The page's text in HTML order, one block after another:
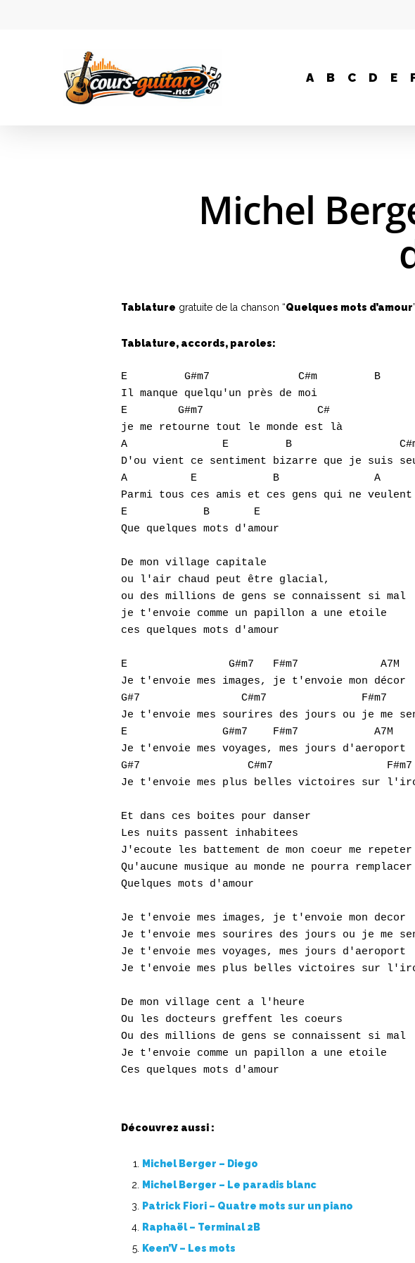
A B C D E
Michel
Tablature gratuite de la chanson “Quelques mots d’amour
Tablature, accords, paroles:
E	  G#m7		    C#m		B
Il manque quelqu'un près de moi
E	 G#m7		       C#
je me retourne tout le monde est là
A		E	  B		    C#m
D'ou vient ce sentiment bizarre que je suis
A	   E		B		A
Parmi tous ces amis et ces gens qui ne veulent
E	     B	     E
Que quelques mots d'amour
De mon village capitale
ou l'air chaud peut être glacial,
ou des millions de gens se connaissent si mal
je t'envoie comme un papillon a une etoile
ces quelques mots d'amour
E		 G#m7   F#m7		 A7M
Je t'envoie mes images, je t'envoie mon décor
G#7		   C#m7		      F#m7		B
Je t'envoie mes sourires des jours ou je me
E		G#m7	F#m7		A7M
Je t'envoie mes voyages, mes jours d'aeroport
G#7		    C#m7		  F#m7		B
Je t'envoie mes plus belles victoires sur
Et dans ces boites pour danser
Les nuits passent inhabitees
J'ecoute les battement de mon coeur me repeter
Qu'aucune musique au monde ne pourra remplacer
Quelques mots d'amour
Je t'envoie mes images, je t'envoie mon decor
Je t'envoie mes sourires des jours ou je me
Je t'envoie mes voyages, mes jours d'aeroport
Je t'envoie mes plus belles victoires sur
De mon village cent a l'heure
Ou les docteurs greffent les coeurs
Ou des millions de gens se connaissent si mal
Je t'envoie comme un papillon a une etoile
Découvrez aussi :
Michel Berger – Diego
Michel Berger – Le paradis blanc
Patrick Fiori – Quatre mots sur un piano
Raphaël – Terminal 2B
Keen’V – Les mots